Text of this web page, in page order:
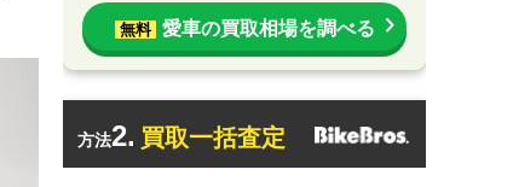
無料 愛車の買取相場を調べる
方法2. 買取一括査定